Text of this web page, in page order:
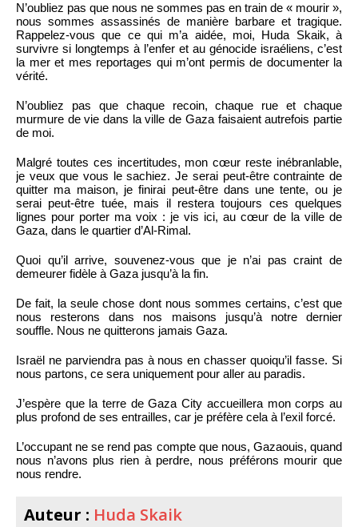
N’oubliez pas que nous ne sommes pas en train de « mourir »,
nous sommes assassinés de manière barbare et tragique.
Rappelez-vous que ce qui m’a aidée, moi, Huda Skaik, à
survivre si longtemps à l’enfer et au génocide israéliens, c’est
la mer et mes reportages qui m’ont permis de documenter la
vérité.
N’oubliez pas que chaque recoin, chaque rue et chaque
murmure de vie dans la ville de Gaza faisaient autrefois partie
de moi.
Malgré toutes ces incertitudes, mon cœur reste inébranlable,
je veux que vous le sachiez. Je serai peut-être contrainte de
quitter ma maison, je finirai peut-être dans une tente, ou je
serai peut-être tuée, mais il restera toujours ces quelques
lignes pour porter ma voix : je vis ici, au cœur de la ville de
Gaza, dans le quartier d’Al-Rimal.
Quoi qu’il arrive, souvenez-vous que je n’ai pas craint de
demeurer fidèle à Gaza jusqu’à la fin.
De fait, la seule chose dont nous sommes certains, c’est que
nous resterons dans nos maisons jusqu’à notre dernier
souffle. Nous ne quitterons jamais Gaza.
Israël ne parviendra pas à nous en chasser quoiqu’il fasse. Si
nous partons, ce sera uniquement pour aller au paradis.
J’espère que la terre de Gaza City accueillera mon corps au
plus profond de ses entrailles, car je préfère cela à l’exil forcé.
L’occupant ne se rend pas compte que nous, Gazaouis, quand
nous n’avons plus rien à perdre, nous préférons mourir que
nous rendre.
Auteur : Huda Skaik